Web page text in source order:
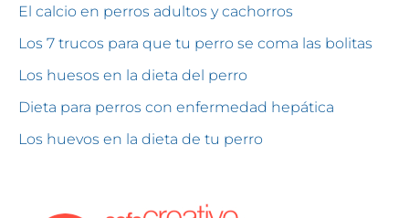
El calcio en perros adultos y cachorros
Los 7 trucos para que tu perro se coma las bolitas
Los huesos en la dieta del perro
Dieta para perros con enfermedad hepática
Los huevos en la dieta de tu perro